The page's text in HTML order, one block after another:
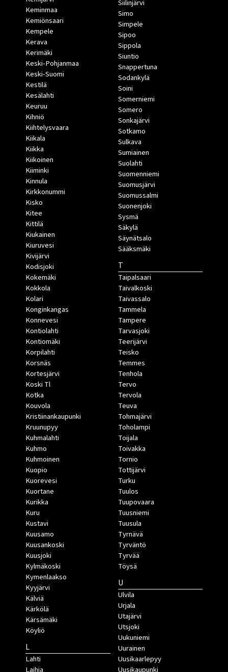
Keminmaa
Kemiönsaari
Kempele
Kerava
Kerimäki
Keski-Pohjanmaa
Keski-Suomi
Kestilä
Kesälahti
Keuruu
Kihniö
Kiihtelysvaara
Kiikala
Kiikka
Kiikoinen
Kiiminki
Kinnula
Kirkkonummi
Kisko
Kitee
Kittilä
Kiukainen
Kiuruvesi
Kivijärvi
Kodisjoki
Kokemäki
Kokkola
Kolari
Konginkangas
Konnevesi
Kontiolahti
Kontiomäki
Korpilahti
Korsnäs
Kortesjärvi
Koski Tl
Kotka
Kouvola
Kristiinankaupunki
Kruunupyy
Kuhmalahti
Kuhmo
Kuhmoinen
Kuopio
Kuorevesi
Kuortane
Kurikka
Kuru
Kustavi
Kuusamo
Kuusankoski
Kuusjoki
Kylmäkoski
Kymenlaakso
Kyyjärvi
Kälviä
Kärkölä
Kärsämäki
Köyliö
L
Lahti
Siilinjärvi
Simo
Simpele
Sipoo
Sippola
Siuntio
Snappertuna
Sodankylä
Soini
Somerniemi
Somero
Sonkajärvi
Sotkamo
Sulkava
Sumiainen
Suolahti
Suomenniemi
Suomusjärvi
Suomussalmi
Suonenjoki
Sysmä
Säkylä
Säynätsalo
Sääksmäki
T
Taipalsaari
Taivalkoski
Taivassalo
Tammela
Tampere
Tarvasjoki
Teerijärvi
Teisko
Temmes
Tenhola
Tervo
Tervola
Teuva
Tohmajärvi
Toholampi
Toijala
Toivakka
Tornio
Tottijärvi
Turku
Tuulos
Tuupovaara
Tuusniemi
Tuusula
Tyrnävä
Tyrväntö
Tyrvää
Töysä
U
Ulvila
Urjala
Utajärvi
Utsjoki
Uukuniemi
Uurainen
Uusikaarlepyy